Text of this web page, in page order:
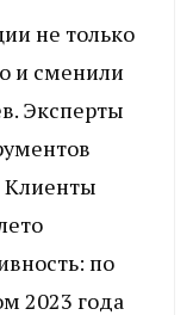
не только
и сменили
Эксперты
по
2023 года